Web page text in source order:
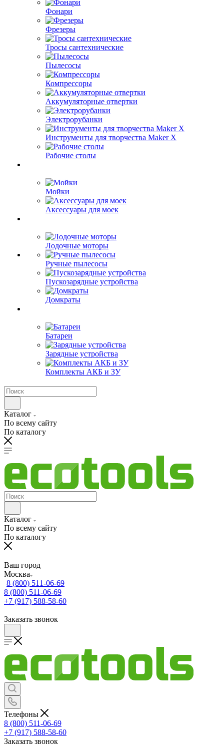
Фонари
Фрезеры
Тросы сантехнические
Пылесосы
Компрессоры
Аккумуляторные отвертки
Электрорубанки
Инструменты для творчества Maker X
Рабочие столы
Мойки
Аксессуары для моек
Лодочные моторы
Ручные пылесосы
Пускозарядные устройства
Домкраты
Батареи
Зарядные устройства
Комплекты АКБ и ЗУ
Каталог
По всему сайту
По каталогу
Каталог
По всему сайту
По каталогу
Ваш город
Москва
8 (800) 511-06-69
8 (800) 511-06-69
+7 (917) 588-58-60
Заказать звонок
Телефоны
8 (800) 511-06-69
+7 (917) 588-58-60
Заказать звонок